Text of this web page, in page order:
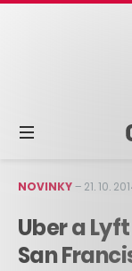
NOVINKY– 21. 10.
Uber a
San